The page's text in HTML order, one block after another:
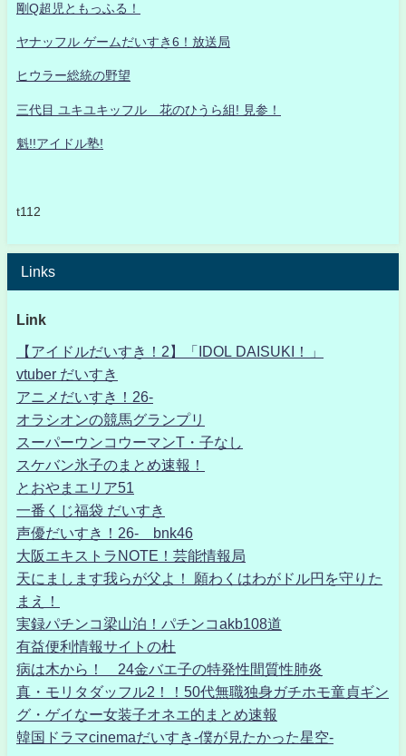
剛Q超児ともっふる！
ヤナッフル ゲームだいすき6！放送局
ヒウラー総統の野望
三代目 ユキユキッフル 花のひうら組! 見参！
魁!!アイドル塾!
t112
Links
Link
【アイドルだいすき！2】「IDOL DAISUKI！」
vtuber だいすき
アニメだいすき！26-
オラシオンの競馬グランプリ
スーパーウンコウーマンT・子なし
スケバン氷子のまとめ速報！
とおやまエリア51
一番くじ福袋 だいすき
声優だいすき！26- bnk46
大阪エキストラNOTE！芸能情報局
天にまします我らが父よ！ 願わくはわがドル円を守りた
まえ！
実録パチンコ梁山泊！パチンコakb108道
有益便利情報サイトの杜
病は木から！ 24金バエ子の特発性間質性肺炎
真・モリタダッフル2！！50代無職独身ガチホモ童貞ギン
グ・ゲイなー女装子オネエ的まとめ速報
韓国ドラマcinemaだいすき-僕が見たかった星空-